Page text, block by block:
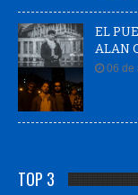
EL
ALAN
06 de
TOP 3